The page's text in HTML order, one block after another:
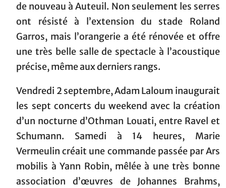
de nouveau à Auteuil. Non seulement les serres
ont résisté à l’extension du stade Roland
Garros, mais l’orangerie a été rénovée et offre
une très belle salle de spectacle à l’acoustique
précise, même aux derniers rangs.
Vendredi 2 septembre, Adam Laloum inaugurait
les sept concerts du weekend avec la création
d’un nocturne d’Othman Louati, entre Ravel et
Schumann. Samedi à 14 heures, Marie
Vermeulin créait une commande passée par Ars
mobilis à Yann Robin, mêlée à une très bonne
association d’œuvres de Johannes Brahms,